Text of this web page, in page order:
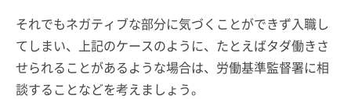
それでもネガティブな部分に気づくことができず入職し
てしまい、上記のケースのように、たとえばタダ働きさ
せられることがあるような場合は、労働基準監督署に相
談することなどを考えましょう。